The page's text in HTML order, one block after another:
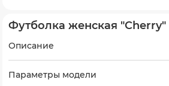
Футболка женская "Cherry"
Описание
Параметры модели